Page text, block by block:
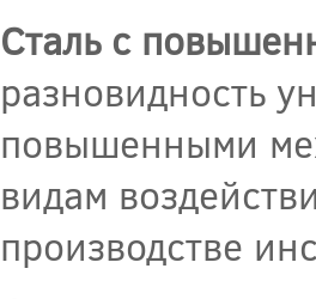
Сталь с
разновидность
повышенными
видам
производстве